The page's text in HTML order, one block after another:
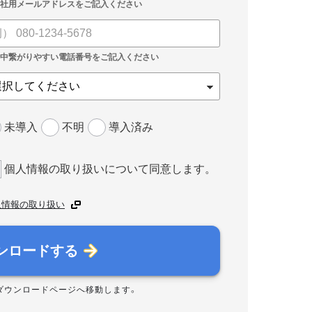
未導入 不明 導入済み
個人情報の取り扱いについて同意します。
報の取り扱い
ロードする
ウンロードページへ移動します。